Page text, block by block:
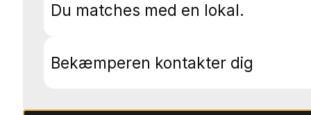
Du matches med en lokal.
Bekæmperen kontakter dig